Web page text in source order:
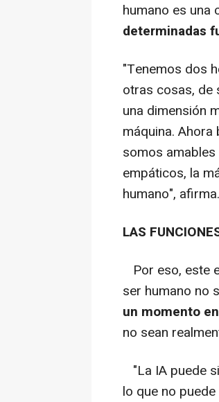
humano es una
determinadas
"Tenemos dos
otras cosas, de
una dimensión
máquina.
somos
empáticos, la
humano", afirma.
LAS
Por eso, este
ser humano no
un momento
no sean
"La IA puede
lo que no